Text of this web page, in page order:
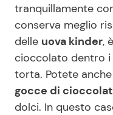
tranquillamente
conserva meglio
delle uova kinder,
cioccolato dentro i
torta. Potete
gocce di
dolci. In questo